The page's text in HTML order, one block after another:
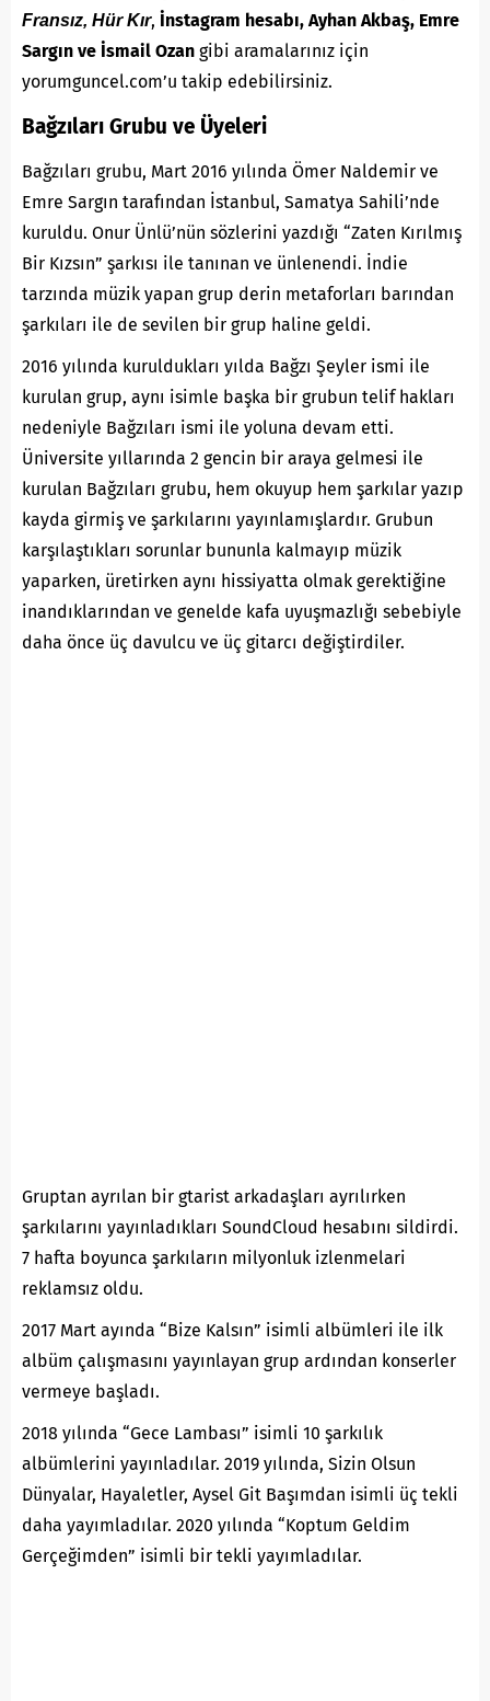
Fransız, Hür Kır, İnstagram hesabı, Ayhan Akbaş, Emre
Sargın ve İsmail Ozan gibi aramalarınız için
yorumguncel.com’u takip edebilirsiniz.
Bağzıları Grubu ve Üyeleri
Bağzıları grubu, Mart 2016 yılında Ömer Naldemir ve
Emre Sargın tarafından İstanbul, Samatya Sahili’nde
kuruldu. Onur Ünlü’nün sözlerini yazdığı “Zaten Kırılmış
Bir Kızsın” şarkısı ile tanınan ve ünlenendi. İndie
tarzında müzik yapan grup derin metaforları barından
şarkıları ile de sevilen bir grup haline geldi.
2016 yılında kuruldukları yılda Bağzı Şeyler ismi ile
kurulan grup, aynı isimle başka bir grubun telif hakları
nedeniyle Bağzıları ismi ile yoluna devam etti.
Üniversite yıllarında 2 gencin bir araya gelmesi ile
kurulan Bağzıları grubu, hem okuyup hem şarkılar yazıp
kayda girmiş ve şarkılarını yayınlamışlardır. Grubun
karşılaştıkları sorunlar bununla kalmayıp müzik
yaparken, üretirken aynı hissiyatta olmak gerektiğine
inandıklarından ve genelde kafa uyuşmazlığı sebebiyle
daha önce üç davulcu ve üç gitarcı değiştirdiler.
Gruptan ayrılan bir gtarist arkadaşları ayrılırken
şarkılarını yayınladıkları SoundCloud hesabını sildirdi.
7 hafta boyunca şarkıların milyonluk izlenmelari
reklamsız oldu.
2017 Mart ayında “Bize Kalsın” isimli albümleri ile ilk
albüm çalışmasını yayınlayan grup ardından konserler
vermeye başladı.
2018 yılında “Gece Lambası” isimli 10 şarkılık
albümlerini yayınladılar. 2019 yılında, Sizin Olsun
Dünyalar, Hayaletler, Aysel Git Başımdan isimli üç tekli
daha yayımladılar. 2020 yılında “Koptum Geldim
Gerçeğimden” isimli bir tekli yayımladılar.